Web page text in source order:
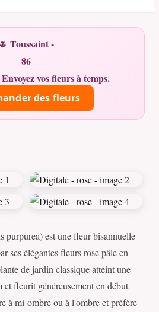
🌷 Toussaint -
86
vos fleurs à temps.
des fleurs
purpurea) est une fleur bisannuelle
ses élégantes fleurs rose pâle en
de jardin classique atteint une
fleurit généreusement en début
à mi-ombre ou à l'ombre et préfère